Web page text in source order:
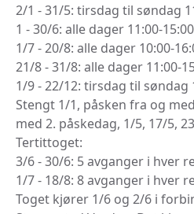
2/1 - 31/5: tirsdag til søndag
1 - 30/6: alle dager 11:00-15:00
1/7 - 20/8: alle dager 10:00-
21/8 - 31/8: alle dager 11:00-
1/9 - 22/12: tirsdag til søndag
Stengt 1/1, påsken fra og
med 2. påskedag, 1/5, 17/5,
Tertittoget:
3/6 - 30/6: 5 avganger i hver
1/7 - 18/8: 8 avganger i hver
Toget kjører 1/6 og 2/6 i